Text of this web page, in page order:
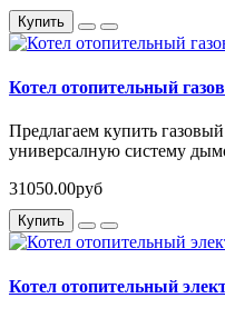
Купить
Котел отопительный
Предлагаем купить
универсалную систему
31050.00руб
Купить
Котел отопительный